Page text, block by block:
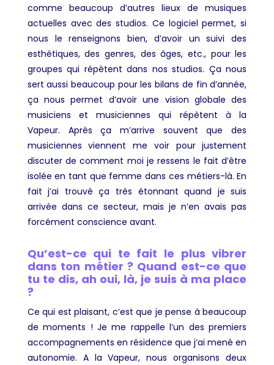
comme beaucoup d’autres lieux de musiques
actuelles avec des studios. Ce logiciel permet, si
nous le renseignons bien, d’avoir un suivi des
esthétiques, des genres, des âges, etc., pour les
groupes qui répètent dans nos studios. Ça nous
sert aussi beaucoup pour les bilans de fin d’année,
ça nous permet d’avoir une vision globale des
musiciens et musiciennes qui répètent à la
Vapeur. Après ça m’arrive souvent que des
musiciennes viennent me voir pour justement
discuter de comment moi je ressens le fait d’être
isolée en tant que femme dans ces métiers-là. En
fait j’ai trouvé ça très étonnant quand je suis
arrivée dans ce secteur, mais je n’en avais pas
forcément conscience avant.
Qu’est-ce qui te fait le plus vibrer
dans ton métier ? Quand est-ce que
tu te dis, ah oui, là, je suis à ma place
?
Ce qui est plaisant, c’est que je pense à beaucoup
de moments ! Je me rappelle l’un des premiers
accompagnements en résidence que j’ai mené en
autonomie. A la Vapeur, nous organisons deux